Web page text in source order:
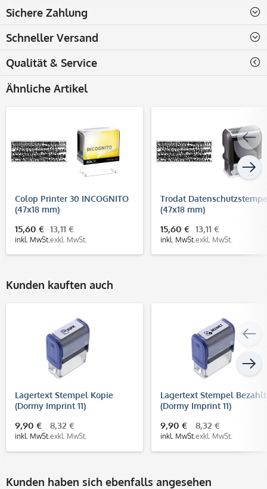
Sichere Zahlung
Schneller Versand
Qualität & Service
Ähnliche Artikel
Colop Printer 30 INCOGNITO
(47x18 mm)
15,60 €
inkl. MwSt.
13,11 €
exkl. MwSt.
Trodat
(47x18 mm)
15,60 €
inkl. MwSt.
13,11 €
exkl. MwSt.
Kunden kauften auch
Lagertext Stempel Kopie
(Dormy Imprint 11)
9,90 €
inkl. MwSt.
8,32 €
exkl. MwSt.
Lagertext Stempel Bezahlt
(Dormy Imprint 11)
9,90 €
inkl. MwSt.
8,32 €
exkl. MwSt.
Kunden haben sich ebenfalls angesehen